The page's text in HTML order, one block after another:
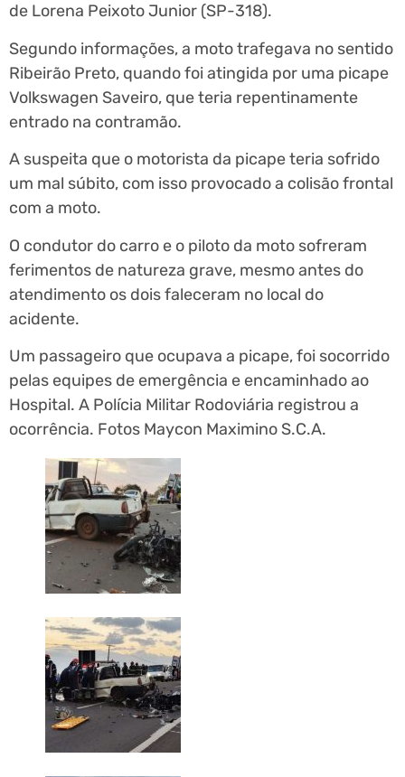
de Lorena Peixoto Junior (SP-318).
Segundo informações, a moto trafegava no sentido
Ribeirão Preto, quando foi atingida por uma picape
Volkswagen Saveiro, que teria repentinamente
entrado na contramão.
A suspeita que o motorista da picape teria sofrido
um mal súbito, com isso provocado a colisão frontal
com a moto.
O condutor do carro e o piloto da moto sofreram
ferimentos de natureza grave, mesmo antes do
atendimento os dois faleceram no local do
acidente.
Um passageiro que ocupava a picape, foi socorrido
pelas equipes de emergência e encaminhado ao
Hospital. A Polícia Militar Rodoviária registrou a
ocorrência. Fotos Maycon Maximino S.C.A.